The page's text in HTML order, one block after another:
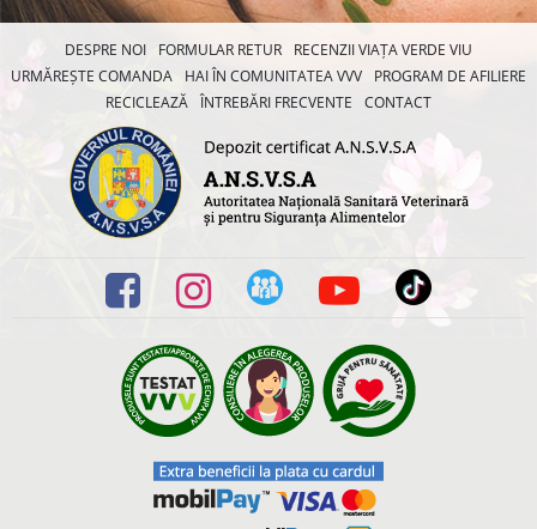
DESPRE NOI FORMULAR RETUR
RECENZII VIAȚA VERDE VIU
URMĂREȘTE COMANDA
HAI ÎN COMUNITATEA VVV
PROGRAM DE AFILIERE
RECICLEAZĂ ÎNTREBĂRI FRECVENTE CONTACT